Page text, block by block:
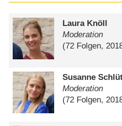
Laura Knöll
Moderation
(72 Folgen,
Susanne
Moderation
(72 Folgen,